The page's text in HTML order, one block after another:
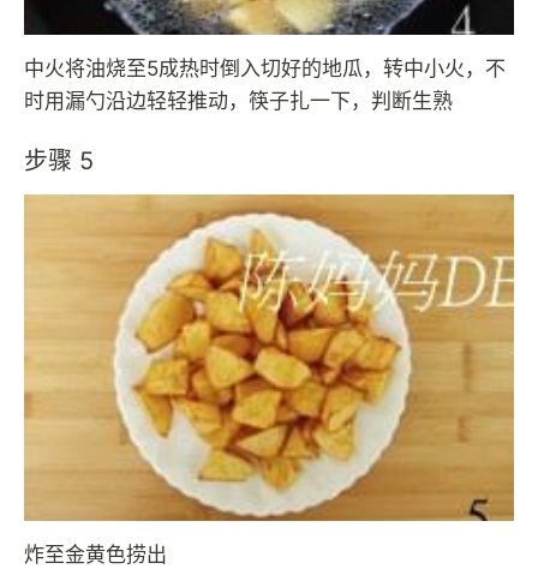
中火将油烧至5成热时倒入切好的地瓜，转中小火，不
时用漏勺沿边轻轻推动，筷子扎一下，判断生熟
步骤 5
炸至金黄色捞出